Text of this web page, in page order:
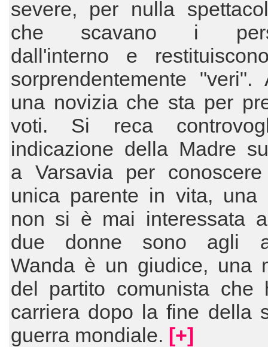
severe, per nulla
che scavano i
dall'interno e
sorprendentemente
una novizia che sta per
voti. Si reca
indicazione della Madre
a Varsavia per
unica parente in vita, una
non si è mai interessata
due donne sono agli
Wanda è un giudice, una
del partito comunista che
carriera dopo la fine della
guerra mondiale. [+]